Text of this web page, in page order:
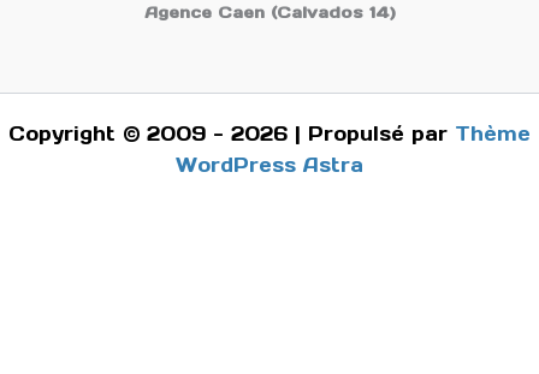
Agence Caen (Calvados 14)
Copyright © 2009 - 2026 | Propulsé par Thème
WordPress Astra